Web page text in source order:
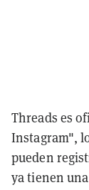
Threads es
Instagram",
pueden
ya tienen